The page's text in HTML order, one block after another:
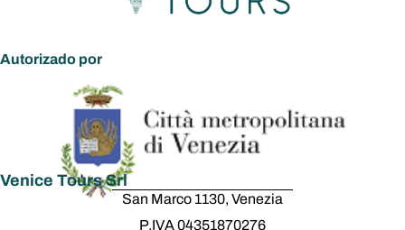
Autorizado por
Venice Tours Srl
San Marco 1130, Venezia
P.IVA 04351870276